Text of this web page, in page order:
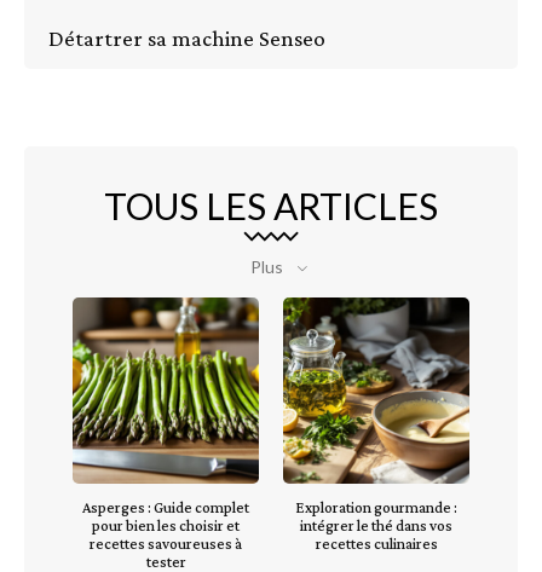
Détartrer sa machine Senseo
TOUS LES ARTICLES
Plus
Asperges : Guide complet
pour bien les choisir et
recettes savoureuses à
tester
Exploration gourmande :
intégrer le thé dans vos
recettes culinaires